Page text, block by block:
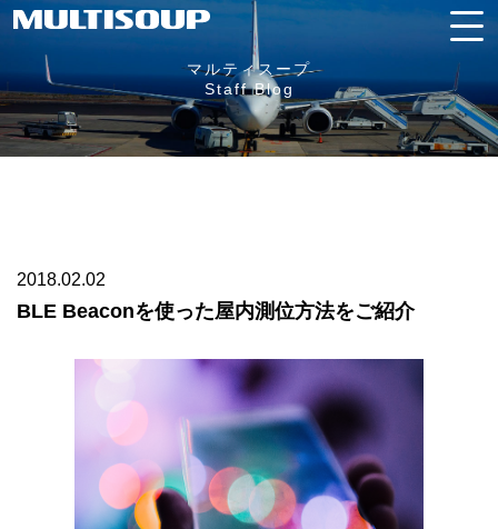
マルティスープ
Staff Blog
2018.02.02
BLE Beaconを使った屋内測位方法をご紹介